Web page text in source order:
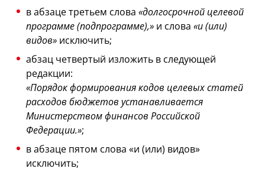
в абзаце третьем слова «долгосрочной целевой
программе (подпрограмме),» и слова «и (или)
видов» исключить;
абзац четвертый изложить в следующей
редакции:
«Порядок формирования кодов целевых статей
расходов бюджетов устанавливается
Министерством финансов Российской
Федерации.»;
в абзаце пятом слова «и (или) видов»
исключить;